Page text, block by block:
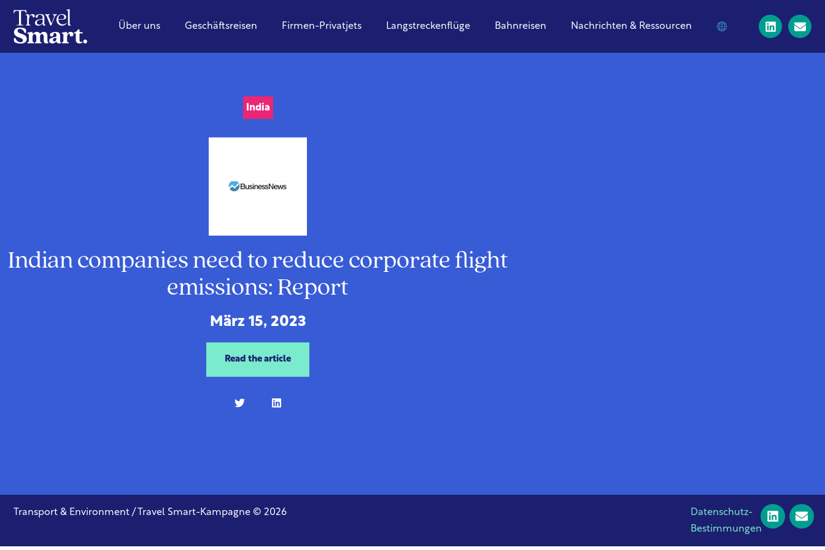
Über uns Geschäftsreisen Firmen-Privatjets Langstreckenflüge Bahnreisen Nachrichten & Ressourcen
India
Indian companies need to reduce corporate flight
emissions: Report
März 15, 2023
Read the article
Transport & Environment / Travel Smart-Kampagne © 2026
Datenschutz-
Bestimmungen